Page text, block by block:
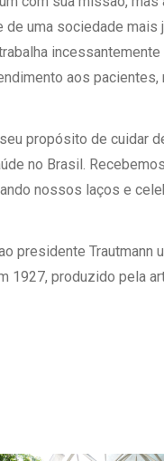
uma sociedade mais
incessantemente
aos pacientes,
propósito de cuidar
no Brasil.
nossos laços e
presidente Trautmann
1927, produzido pela